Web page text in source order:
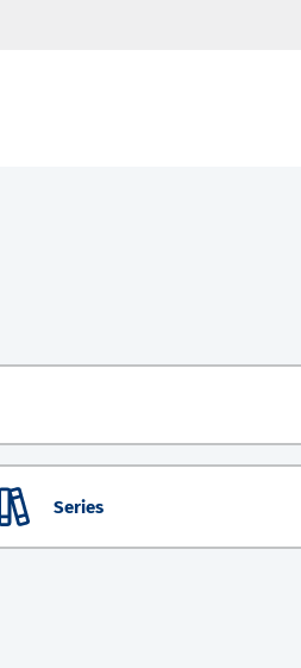
Series